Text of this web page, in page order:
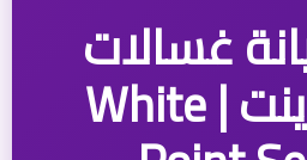
غسالات
وايت بوينت | White